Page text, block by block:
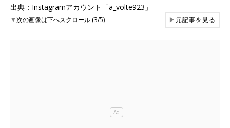
出典：Instagramアカウント「a_volte923」
▼次の画像は下へスクロール (3/5) ▶元記事を見る